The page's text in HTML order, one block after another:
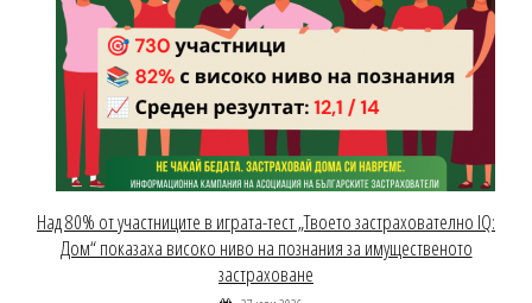
Над 80% от участниците в играта-тест „Твоето застрахователно IQ:
Дом“ показаха високо ниво на познания за имущественото
застраховане